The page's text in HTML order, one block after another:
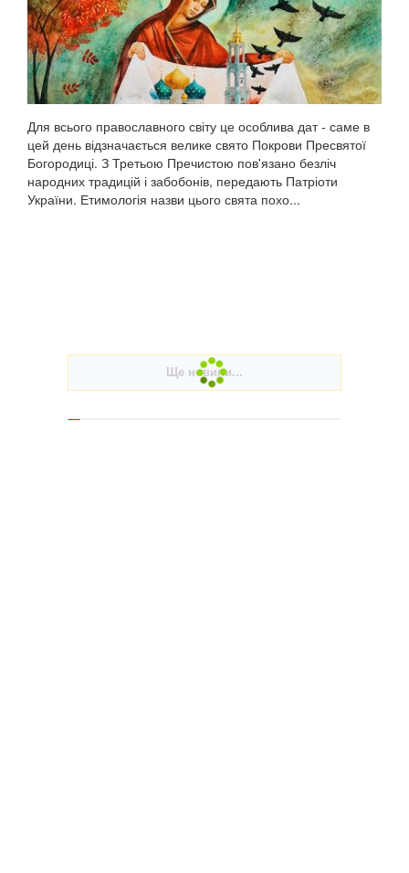
Для всього православного світу це особлива дат - саме в
цей день відзначається велике свято Покрови Пресвятої
Богородиці. З Третьою Пречистою пов'язано безліч
народних традицій і забобонів, передають Патріоти
України. Етимологія назви цього свята похо...